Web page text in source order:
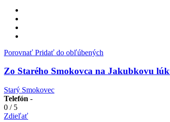
Porovnať Pridať do obľúbených
Zo Starého Smokovca na Jakubkovu
Starý Smokovec
Telefón -
0 /5
Zdieľať